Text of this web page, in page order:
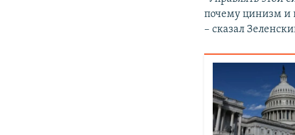
почему цинизм и
– сказал